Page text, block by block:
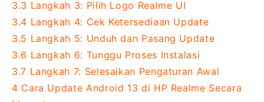
3.3 Langkah 3: Pilih Logo Realme UI
3.4 Langkah 4: Cek Ketersediaan Update
3.5 Langkah 5: Unduh dan Pasang Update
3.6 Langkah 6: Tunggu Proses Instalasi
3.7 Langkah 7: Selesaikan Pengaturan Awal
4 Cara Update Android 13 di HP Realme Secara